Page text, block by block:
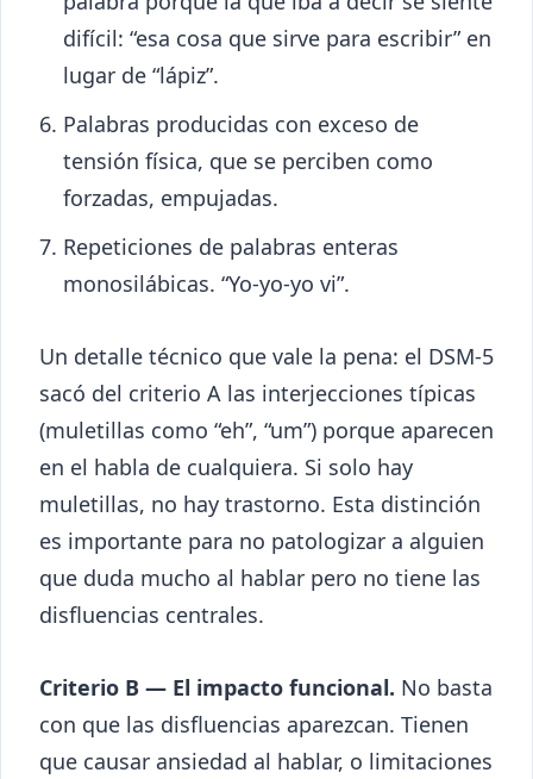
difícil: “esa cosa que sirve para escribir” en
lugar de “lápiz”.
Palabras producidas con exceso de
tensión física, que se perciben como
forzadas, empujadas.
Repeticiones de palabras enteras
monosilábicas. “Yo-yo-yo vi”.
Un detalle técnico que vale la pena: el DSM-5
sacó del criterio A las interjecciones típicas
(muletillas como “eh”, “um”) porque aparecen
en el habla de cualquiera. Si solo hay
muletillas, no hay trastorno. Esta distinción
es importante para no patologizar a alguien
que duda mucho al hablar pero no tiene las
disfluencias centrales.
Criterio B — El impacto funcional. No basta
con que las disfluencias aparezcan. Tienen
que causar ansiedad al hablar, o limitaciones